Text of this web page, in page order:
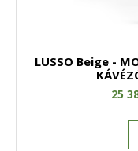
LUSSO Beige -
25